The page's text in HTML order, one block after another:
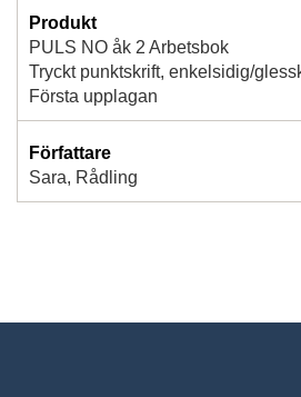
Produkt
PULS NO åk 2 Arbetsbok
Tryckt punktskrift, enkelsidig/
Första upplagan
Författare
Sara, Rådling